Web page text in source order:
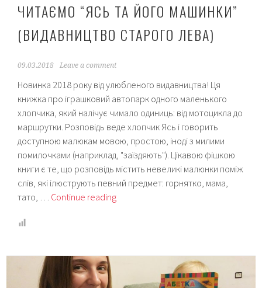
ЧИТАЄМО “ЯСЬ ТА ЙОГО МАШИНКИ”
(ВИДАВНИЦТВО СТАРОГО ЛЕВА)
09.03.2018 Leave a comment
Новинка 2018 року від улюбленого видавництва! Ця
книжка про іграшковий автопарк одного маленького
хлопчика, який налічує чимало одиниць: від мотоцикла до
маршрутки. Розповідь веде хлопчик Ясь і говорить
доступною малюкам мовою, простою, іноді з милими
помилочками (наприклад, "заїздяють"). Цікавою фішкою
книги є те, що розповідь містить невеликі малюнки поміж
слів, які ілюструють певний предмет: горнятко, мама,
тато, … Continue readingЧитаємо
Старого